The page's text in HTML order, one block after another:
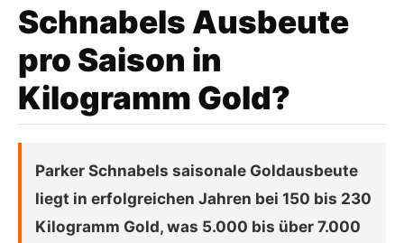
Schnabels Ausbeute
pro Saison in
Kilogramm Gold?
Parker Schnabels saisonale Goldausbeute
liegt in erfolgreichen Jahren bei 150 bis 230
Kilogramm Gold, was 5.000 bis über 7.000